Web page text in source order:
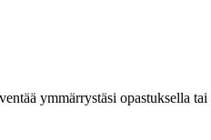
ymmärrystäsi opastuksella